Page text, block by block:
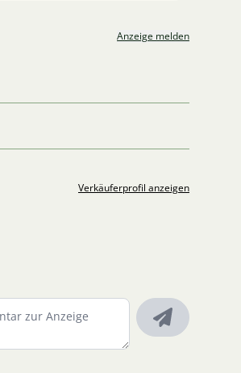
Anzeige melden
Verkäuferprofil anzeigen